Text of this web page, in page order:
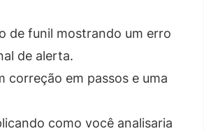
de funil mostrando um erro
de alerta.
correção em passos e uma
como você analisaria